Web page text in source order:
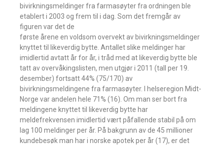
bivirkningsmeldinger fra farmasøyter fra ordningen ble
etablert i 2003 og frem til i dag. Som det fremgår av
figuren var det de
første årene en voldsom overvekt av bivirkningsmeldinger
knyttet til likeverdig bytte. Antallet slike meldinger har
imidlertid avtatt år for år, i tråd med at likeverdig bytte ble
tatt av overvåkingslisten, men utgjør i 2011 (tall per 19.
desember) fortsatt 44% (75/170) av
bivirkningsmeldingene fra farmasøyter. I helseregion Midt-
Norge var andelen hele 71% (16). Om man ser bort fra
meldingene knyttet til likeverdig bytte har
meldefrekvensen imidlertid vært påfallende stabil på om
lag 100 meldinger per år. På bakgrunn av de 45 millioner
kundebesøk man har i norske apotek per år (17), er det